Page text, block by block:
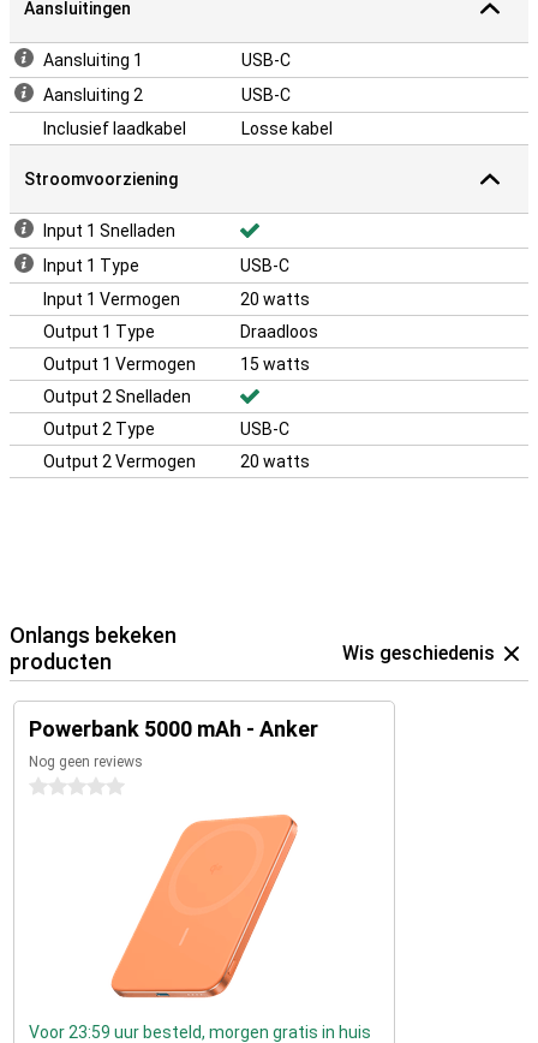
Aansluitingen
Aansluiting 1
USB-C
Aansluiting 2
USB-C
Inclusief laadkabel
Losse kabel
Stroomvoorziening
Input 1 Snelladen
Input 1 Type
USB-C
Input 1 Vermogen
20 watts
Output 1 Type
Draadloos
Output 1 Vermogen
15 watts
Output 2 Snelladen
Output 2 Type
USB-C
Output 2 Vermogen
20 watts
Onlangs bekeken
producten
Wis geschiedenis
Powerbank 5000 mAh - Anker
Nog geen reviews
0 sterren
Voor 23:59 uur besteld, morgen gratis in huis